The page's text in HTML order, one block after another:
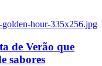
golden-hour-335x256.jpg
de Verão que
sabores